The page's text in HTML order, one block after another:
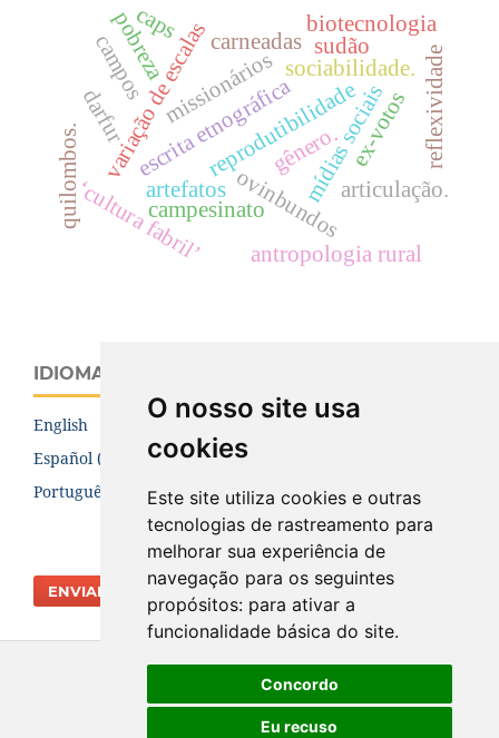
O nosso site usa
cookies
Este site utiliza cookies e outras
tecnologias de rastreamento para
melhorar sua experiência de
navegação para os seguintes
propósitos: para ativar a
funcionalidade básica do site.
Concordo
Eu recuso
mídias sociais
reprodutibilidade
ovinbundos
missionários sociabilidade.
campesinato
carneadas
escrita etnográfica ex-votos
sudão
‘cultura fabril’
variação de escalas
articulação.
campos
darfur
pobreza
gênero.
biotecnologia
antropologia rural
quilombos. artefatos
caps
reflexividade
IDIOMA
English
Español (España)
Português (Brasil)
ENVIAR SUBMISSÃO